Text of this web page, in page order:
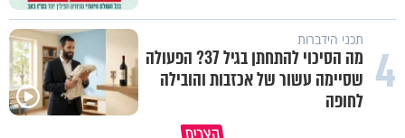
4 תכני הידברות
מה הסיכוי להתחתן בגיל 37? הפעולה
שסיימה עשור של אכזבות והובילה
לחופה
השכבה הקפואה ששומרת עלינו